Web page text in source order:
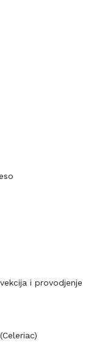
i provodjenje